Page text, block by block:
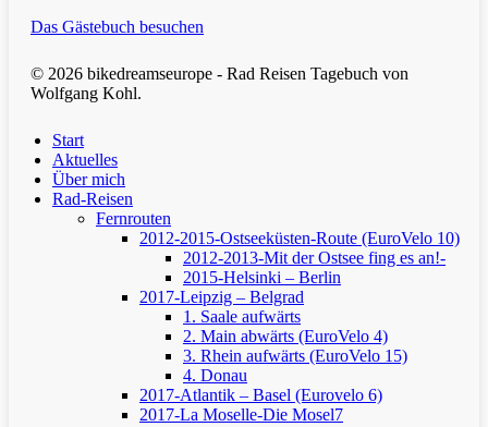
Das Gästebuch besuchen
© 2026 bikedreamseurope - Rad Reisen Tagebuch von
Wolfgang Kohl.
Start
Aktuelles
Über mich
Rad-Reisen
Fernrouten
2012-2015-Ostseeküsten-Route (EuroVelo 10)
2012-2013-Mit der Ostsee fing es an!-
2015-Helsinki – Berlin
2017-Leipzig – Belgrad
1. Saale aufwärts
2. Main abwärts (EuroVelo 4)
3. Rhein aufwärts (EuroVelo 15)
4. Donau
2017-Atlantik – Basel (Eurovelo 6)
2017-La Moselle-Die Mosel7